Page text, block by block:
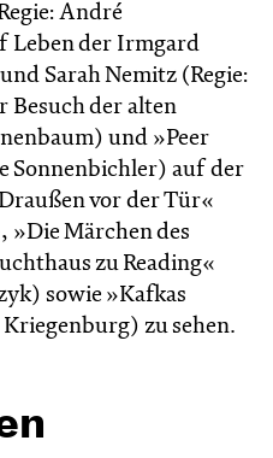
André
Leben der Irmgard
Sarah Nemitz (Regie:
Besuch der alten
und »Peer
Sonnenbichler) auf der
vor der Tür«
»Die Märchen des
zu Reading«
sowie »Kafkas
zu sehen.